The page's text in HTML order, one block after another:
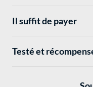
Il suffit de payer
Testé et